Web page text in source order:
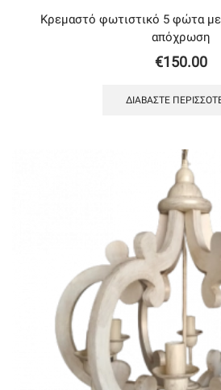
Κρεμαστό φωτιστικό 5 φώτα
απόχρωση
€150.00
ΔΙΑΒΆΣΤΕ